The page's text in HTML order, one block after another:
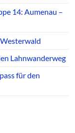
14: Aumenau –
Lahnwanderweg
für den